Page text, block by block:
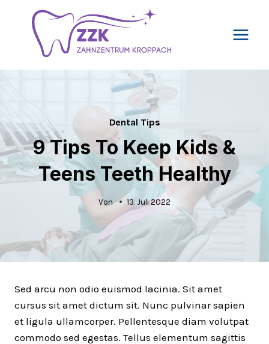
springen
Dental Tips
9 Tips To Keep Kids &
Teens Teeth Healthy
Von 13. Juli 2022
Sed arcu non odio euismod lacinia. Sit amet
cursus sit amet dictum sit. Nunc pulvinar sapien
et ligula ullamcorper. Pellentesque diam volutpat
commodo sed egestas. Tellus elementum sagittis